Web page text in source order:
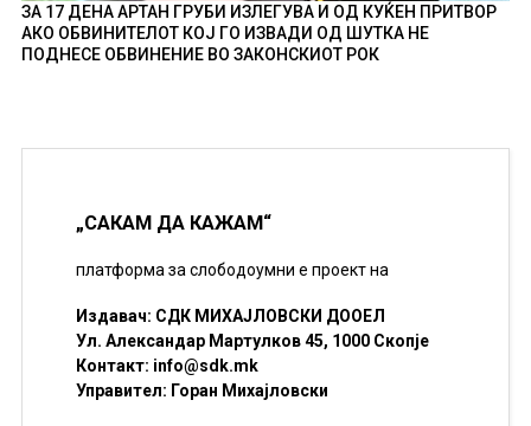
ЗА 17 ДЕНА АРТАН ГРУБИ ИЗЛЕГУВА И ОД КУЌЕН ПРИТВОР
АКО ОБВИНИТЕЛОТ КОЈ ГО ИЗВАДИ ОД ШУТКА НЕ
ПОДНЕСЕ ОБВИНЕНИЕ ВО ЗАКОНСКИОТ РОК
„САКАМ ДА КАЖАМ“
платформа за слободоумни е проект на
Издавач: СДК МИХАЈЛОВСКИ ДООЕЛ
Ул. Александар Мартулков 45, 1000 Скопје
Контакт: info@sdk.mk
Управител: Горан Михајловски